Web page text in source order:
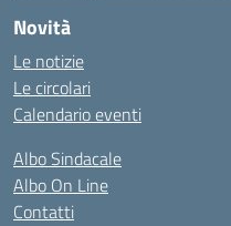
Novità
Le notizie
Le circolari
Calendario eventi
Albo Sindacale
Albo On Line
Contatti